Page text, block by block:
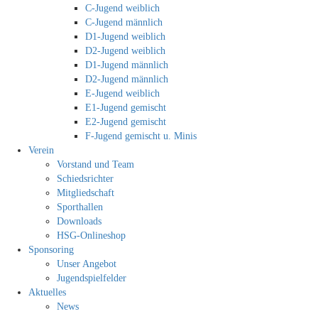
C-Jugend weiblich
C-Jugend männlich
D1-Jugend weiblich
D2-Jugend weiblich
D1-Jugend männlich
D2-Jugend männlich
E-Jugend weiblich
E1-Jugend gemischt
E2-Jugend gemischt
F-Jugend gemischt u. Minis
Verein
Vorstand und Team
Schiedsrichter
Mitgliedschaft
Sporthallen
Downloads
HSG-Onlineshop
Sponsoring
Unser Angebot
Jugendspielfelder
Aktuelles
News